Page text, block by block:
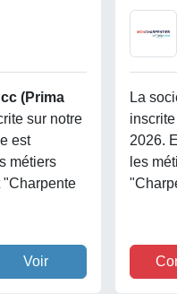
(prima
sur notre
est
métiers
"Charpente
Voir
La
2026.
les